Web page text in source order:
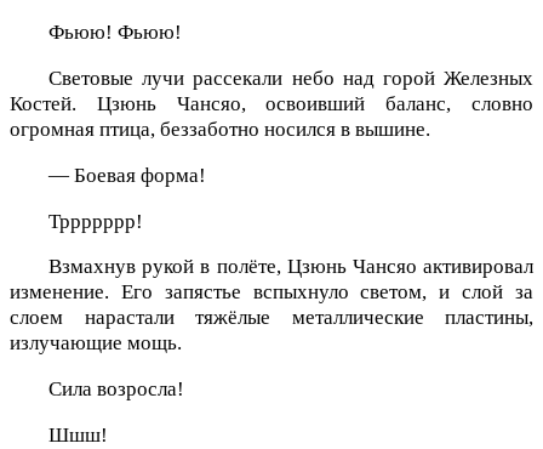
Фьюю! Фьюю!
Световые лучи рассекали небо над горой Железных
Костей. Цзюнь Чансяо, освоивший баланс, словно
огромная птица, беззаботно носился в вышине.
— Боевая форма!
Тррррррр!
Взмахнув рукой в полёте, Цзюнь Чансяо активировал
изменение. Его запястье вспыхнуло светом, и слой за
слоем нарастали тяжёлые металлические пластины,
излучающие мощь.
Сила возросла!
Шшш!